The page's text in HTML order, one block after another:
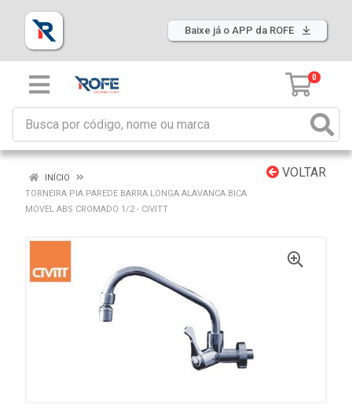
Baixe já o APP da ROFE
0
VOLTAR
INÍCIO
TORNEIRA PIA PAREDE BARRA LONGA ALAVANCA BICA
MOVEL ABS CROMADO 1/2 - CIVITT